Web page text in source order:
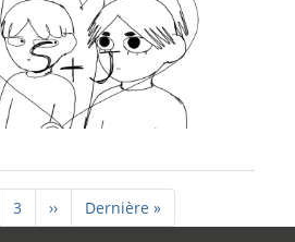
3 ››Page suivante
Dernière »Dernière page